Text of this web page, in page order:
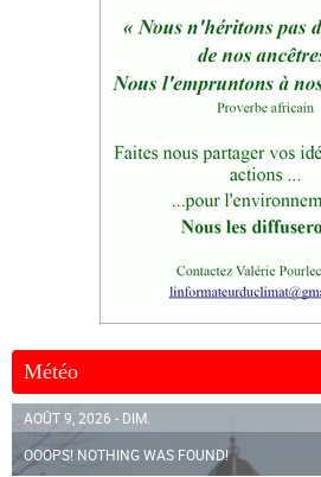
Météo
AOÛT 9, 2026 - DIM.
OOOPS! NOTHING WAS FOUND!